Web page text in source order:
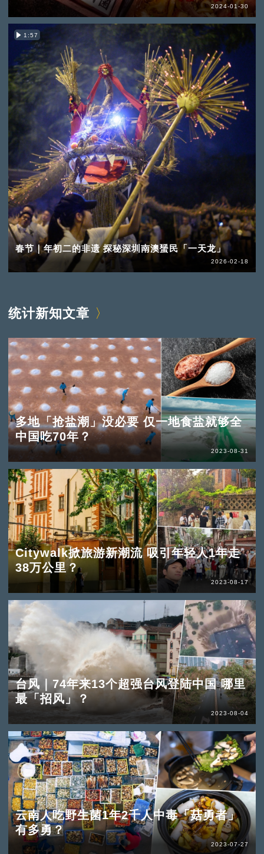
2024-01-30
1:57
春节｜年初二的非遗 探秘深圳南澳蜑民「一天龙」
2026-02-18
统计新知文章
多地「抢盐潮」没必要 仅一地食盐就够全
中国吃70年？
2023-08-31
Citywalk掀旅游新潮流 吸引年轻人1年走
38万公里？
2023-08-17
台风｜74年来13个超强台风登陆中国 哪里
最「招风」？
2023-08-04
云南人吃野生菌1年2千人中毒「菇勇者」
有多勇？
2023-07-27